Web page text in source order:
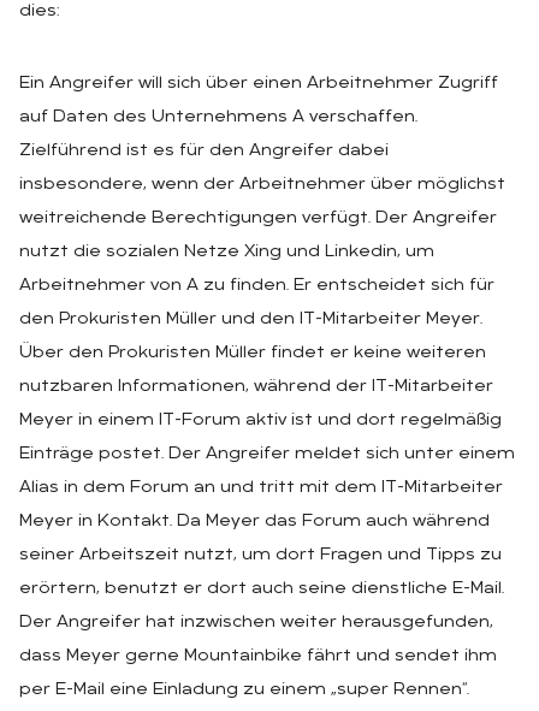
dies:
Ein Angreifer will sich über einen Arbeitnehmer Zugriff
auf Daten des Unternehmens A verschaffen.
Zielführend ist es für den Angreifer dabei
insbesondere, wenn der Arbeitnehmer über möglichst
weitreichende Berechtigungen verfügt. Der Angreifer
nutzt die sozialen Netze Xing und Linkedin, um
Arbeitnehmer von A zu finden. Er entscheidet sich für
den Prokuristen Müller und den IT-Mitarbeiter Meyer.
Über den Prokuristen Müller findet er keine weiteren
nutzbaren Informationen, während der IT-Mitarbeiter
Meyer in einem IT-Forum aktiv ist und dort regelmäßig
Einträge postet. Der Angreifer meldet sich unter einem
Alias in dem Forum an und tritt mit dem IT-Mitarbeiter
Meyer in Kontakt. Da Meyer das Forum auch während
seiner Arbeitszeit nutzt, um dort Fragen und Tipps zu
erörtern, benutzt er dort auch seine dienstliche E-Mail.
Der Angreifer hat inzwischen weiter herausgefunden,
dass Meyer gerne Mountainbike fährt und sendet ihm
per E-Mail eine Einladung zu einem „super Rennen“.